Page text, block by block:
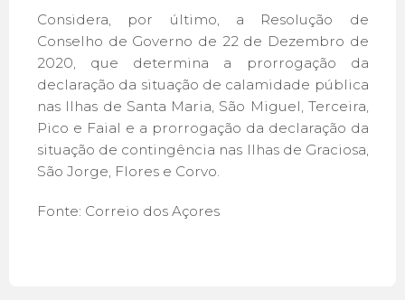
Considera, por último, a Resolução de
Conselho de Governo de 22 de Dezembro de
2020, que determina a prorrogação da
declaração da situação de calamidade pública
nas Ilhas de Santa Maria, São Miguel, Terceira,
Pico e Faial e a prorrogação da declaração da
situação de contingência nas Ilhas de Graciosa,
São Jorge, Flores e Corvo.
Fonte: Correio dos Açores